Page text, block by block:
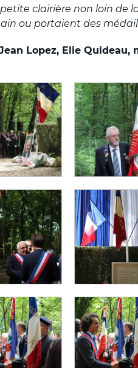
clairière non loin de
ou portaient des
Lopez, Elie Quideau,